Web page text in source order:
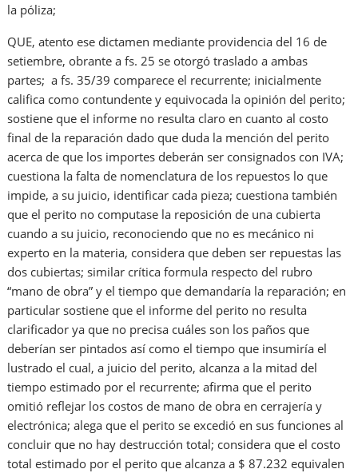
la póliza;
QUE, atento ese dictamen mediante providencia del 16 de
setiembre, obrante a fs. 25 se otorgó traslado a ambas
partes; a fs. 35/39 comparece el recurrente; inicialmente
califica como contundente y equivocada la opinión del perito;
sostiene que el informe no resulta claro en cuanto al costo
final de la reparación dado que duda la mención del perito
acerca de que los importes deberán ser consignados con IVA;
cuestiona la falta de nomenclatura de los repuestos lo que
impide, a su juicio, identificar cada pieza; cuestiona también
que el perito no computase la reposición de una cubierta
cuando a su juicio, reconociendo que no es mecánico ni
experto en la materia, considera que deben ser repuestas las
dos cubiertas; similar crítica formula respecto del rubro
“mano de obra” y el tiempo que demandaría la reparación; en
particular sostiene que el informe del perito no resulta
clarificador ya que no precisa cuáles son los paños que
deberían ser pintados así como el tiempo que insumiría el
lustrado el cual, a juicio del perito, alcanza a la mitad del
tiempo estimado por el recurrente; afirma que el perito
omitió reflejar los costos de mano de obra en cerrajería y
electrónica; alega que el perito se excedió en sus funciones al
concluir que no hay destrucción total; considera que el costo
total estimado por el perito que alcanza a $ 87.232 equivalen